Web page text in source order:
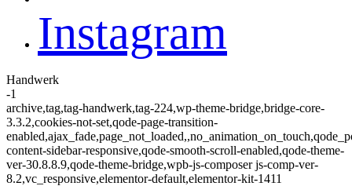
Instagram
Handwerk
-1
archive,tag,tag-handwerk,tag-224,wp-theme-bridge,bridge-core-
3.3.2,cookies-not-set,qode-page-transition-
content-sidebar-responsive,qode-smooth-scroll-enabled,qode-theme-
ver-30.8.8.9,qode-theme-bridge,wpb-js-composer js-comp-ver-
8.2,vc_responsive,elementor-default,elementor-kit-1411